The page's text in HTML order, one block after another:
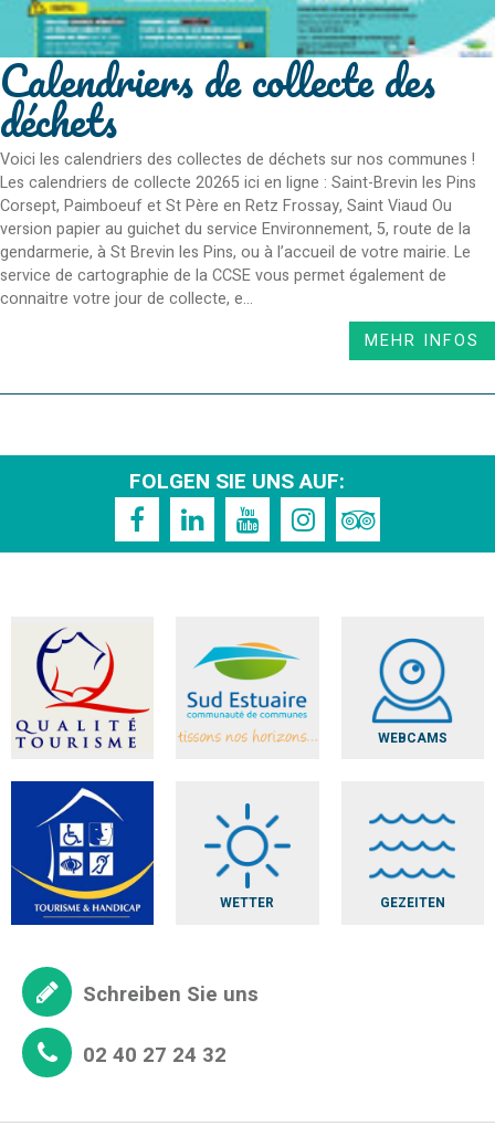
Calendriers de collecte des
déchets
Voici les calendriers des collectes de déchets sur nos communes !
Les calendriers de collecte 20265 ici en ligne : Saint-Brevin les Pins
Corsept, Paimboeuf et St Père en Retz Frossay, Saint Viaud Ou
version papier au guichet du service Environnement, 5, route de la
gendarmerie, à St Brevin les Pins, ou à l’accueil de votre mairie. Le
service de cartographie de la CCSE vous permet également de
connaitre votre jour de collecte, e...
MEHR INFOS
FOLGEN SIE UNS AUF:
WEBCAMS
WETTER GEZEITEN
Schreiben Sie uns
02 40 27 24 32